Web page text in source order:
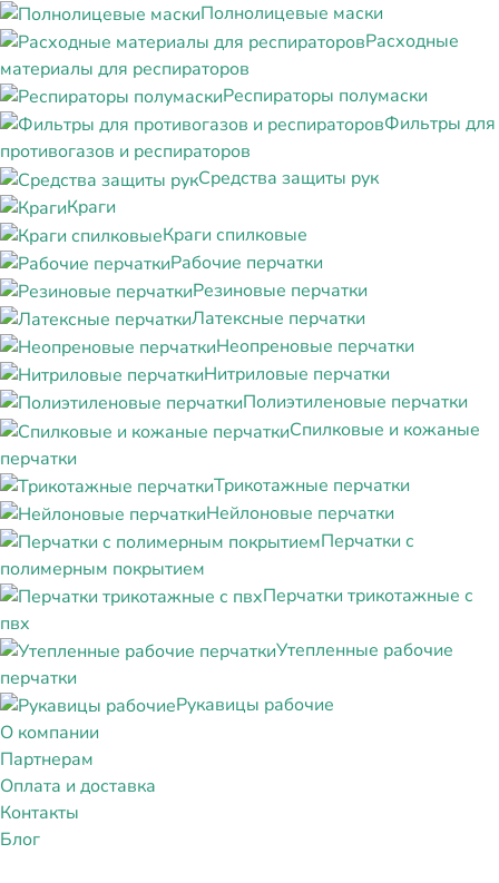
Полнолицевые маски
Расходные
материалы для респираторов
Респираторы полумаски
Фильтры для
противогазов и респираторов
Средства защиты рук
Краги
Краги спилковые
Рабочие перчатки
Резиновые перчатки
Латексные перчатки
Неопреновые перчатки
Нитриловые перчатки
Полиэтиленовые перчатки
Спилковые и кожаные
перчатки
Трикотажные перчатки
Нейлоновые перчатки
Перчатки с
полимерным покрытием
Перчатки трикотажные с
пвх
Утепленные рабочие
перчатки
Рукавицы рабочие
О компании
Партнерам
Оплата и доставка
Контакты
Блог